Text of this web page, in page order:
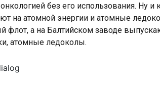
без его использования. Ну и
на атомной энергии и атомные
флот, а на Балтийском заводе
атомные ледоколы.